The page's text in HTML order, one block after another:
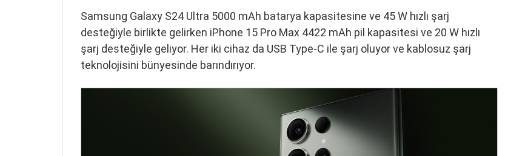
Samsung Galaxy S24 Ultra 5000 mAh batarya kapasitesine ve 45 W hızlı şarj
desteğiyle birlikte gelirken iPhone 15 Pro Max 4422 mAh pil kapasitesi ve 20 W hızlı
şarj desteğiyle geliyor. Her iki cihaz da USB Type-C ile şarj oluyor ve kablosuz şarj
teknolojisini bünyesinde barındırıyor.